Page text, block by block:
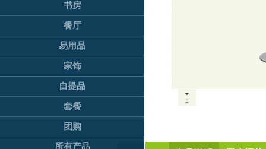
书房
餐厅
易用品
家饰
自提品
套餐
团购
所有产品